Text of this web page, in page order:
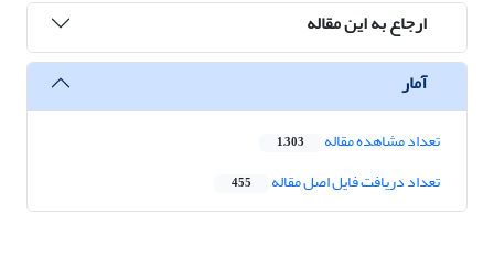
ارجاع به این مقاله
آمار
تعداد مشاهده مقاله 1,303
تعداد دریافت فایل اصل مقاله 455